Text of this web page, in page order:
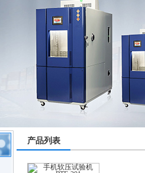
产品列表